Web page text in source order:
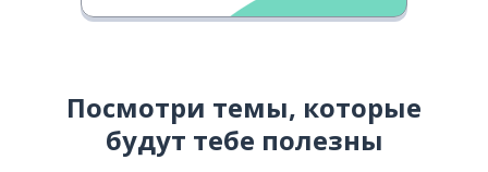
Посмотри темы, которые
будут тебе полезны